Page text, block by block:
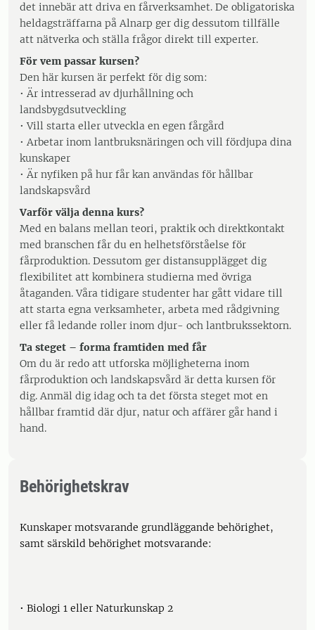
det innebär att driva en fårverksamhet. De obligatoriska
heldagsträffarna på Alnarp ger dig dessutom tillfälle
att nätverka och ställa frågor direkt till experter.
För vem passar kursen?
Den här kursen är perfekt för dig som:
• Är intresserad av djurhållning och
landsbygdsutveckling
• Vill starta eller utveckla en egen fårgård
• Arbetar inom lantbruksnäringen och vill fördjupa dina
kunskaper
• Är nyfiken på hur får kan användas för hållbar
landskapsvård
Varför välja denna kurs?
Med en balans mellan teori, praktik och direktkontakt
med branschen får du en helhetsförståelse för
fårproduktion. Dessutom ger distansupplägget dig
flexibilitet att kombinera studierna med övriga
åtaganden. Våra tidigare studenter har gått vidare till
att starta egna verksamheter, arbeta med rådgivning
eller få ledande roller inom djur- och lantbrukssektorn.
Ta steget – forma framtiden med får
Om du är redo att utforska möjligheterna inom
fårproduktion och landskapsvård är detta kursen för
dig. Anmäl dig idag och ta det första steget mot en
hållbar framtid där djur, natur och affärer går hand i
hand.
Behörighetskrav
Kunskaper motsvarande grundläggande behörighet,
samt särskild behörighet motsvarande:
• Biologi 1 eller Naturkunskap 2